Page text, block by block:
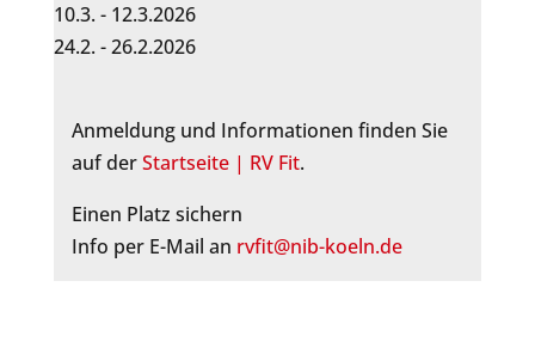
10.3. - 12.3.2026
24.2. - 26.2.2026
Anmeldung und Informationen finden Sie
auf derStartseite | RV Fit.
Einen Platz sichern
Info per E-Mail an rvfit@nib-koeln.de